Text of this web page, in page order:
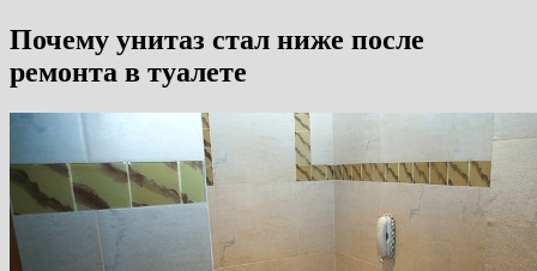
Почему унитаз стал ниже после
ремонта в туалете